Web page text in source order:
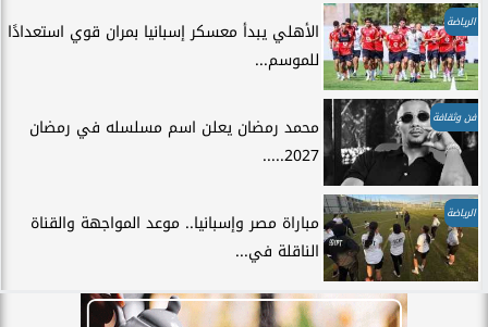
الرياضة
الأهلي يبدأ معسكر إسبانيا بمران قوي استعدادًا
للموسم...
فن وثقافة
محمد رمضان يعلن اسم مسلسله في رمضان
2027.....
الرياضة
مباراة مصر وإسبانيا.. موعد المواجهة والقناة
الناقلة في...